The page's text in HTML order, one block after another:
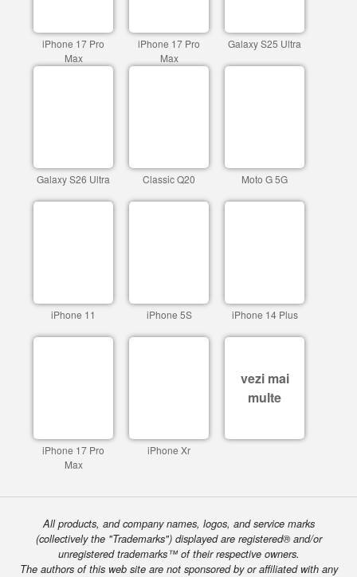
iPhone 17 Pro
Max
iPhone 17 Pro
Max
Galaxy S25 Ultra
Galaxy S26 Ultra Classic Q20 Moto G 5G
iPhone 11 iPhone 5S iPhone 14 Plus
iPhone 17 Pro
Max
iPhone Xr
vezi mai
multe
All products, and company names, logos, and service marks
(collectively the "Trademarks") displayed are registered® and/or
unregistered trademarks™ of their respective owners.
The authors of this web site are not sponsored by or affiliated with any